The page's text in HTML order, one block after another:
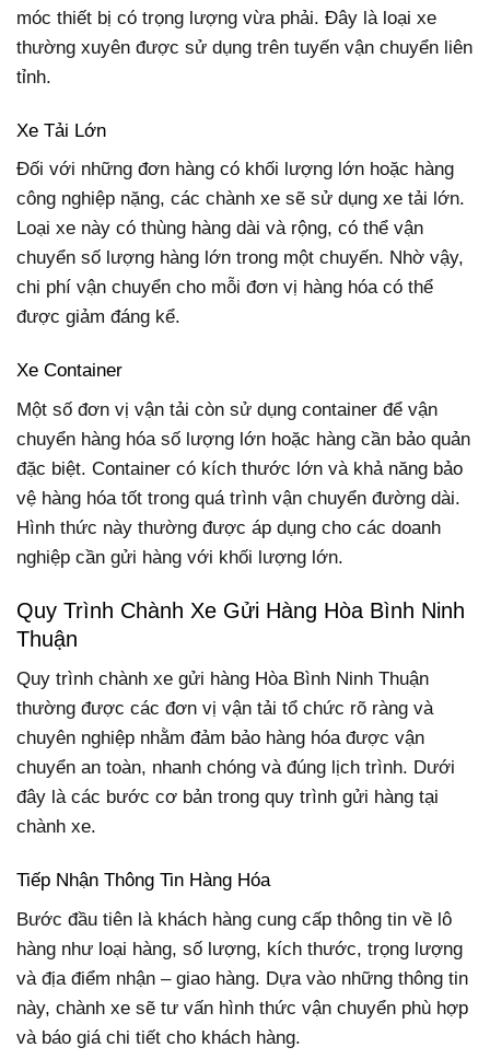
móc thiết bị có trọng lượng vừa phải. Đây là loại xe
thường xuyên được sử dụng trên tuyến vận chuyển liên
tỉnh.
Xe Tải Lớn
Đối với những đơn hàng có khối lượng lớn hoặc hàng
công nghiệp nặng, các chành xe sẽ sử dụng xe tải lớn.
Loại xe này có thùng hàng dài và rộng, có thể vận
chuyển số lượng hàng lớn trong một chuyến. Nhờ vậy,
chi phí vận chuyển cho mỗi đơn vị hàng hóa có thể
được giảm đáng kể.
Xe Container
Một số đơn vị vận tải còn sử dụng container để vận
chuyển hàng hóa số lượng lớn hoặc hàng cần bảo quản
đặc biệt. Container có kích thước lớn và khả năng bảo
vệ hàng hóa tốt trong quá trình vận chuyển đường dài.
Hình thức này thường được áp dụng cho các doanh
nghiệp cần gửi hàng với khối lượng lớn.
Quy Trình Chành Xe Gửi Hàng Hòa Bình Ninh
Thuận
Quy trình chành xe gửi hàng Hòa Bình Ninh Thuận
thường được các đơn vị vận tải tổ chức rõ ràng và
chuyên nghiệp nhằm đảm bảo hàng hóa được vận
chuyển an toàn, nhanh chóng và đúng lịch trình. Dưới
đây là các bước cơ bản trong quy trình gửi hàng tại
chành xe.
Tiếp Nhận Thông Tin Hàng Hóa
Bước đầu tiên là khách hàng cung cấp thông tin về lô
hàng như loại hàng, số lượng, kích thước, trọng lượng
và địa điểm nhận – giao hàng. Dựa vào những thông tin
này, chành xe sẽ tư vấn hình thức vận chuyển phù hợp
và báo giá chi tiết cho khách hàng.